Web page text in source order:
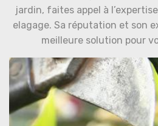
jardin, faites appel à
elagage. Sa réputation et son
meilleure solution pour